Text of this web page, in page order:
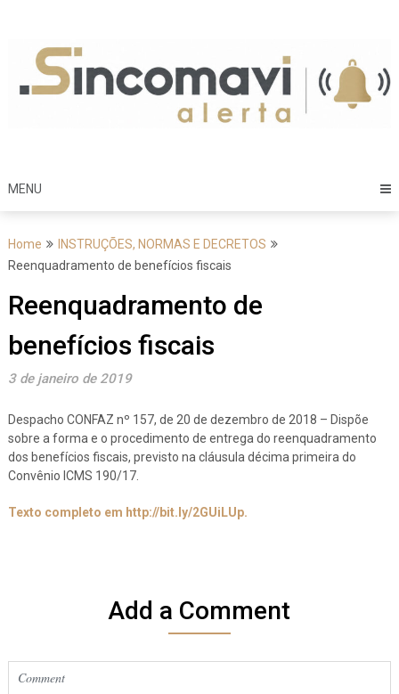
content
MENU
Home
INSTRUÇÕES, NORMAS E DECRETOS
Reenquadramento de benefícios fiscais
Reenquadramento de
benefícios fiscais
3 de janeiro de 2019
Despacho CONFAZ nº 157, de 20 de dezembro de 2018 – Dispõe
sobre a forma e o procedimento de entrega do reenquadramento
dos benefícios fiscais, previsto na cláusula décima primeira do
Convênio ICMS 190/17.
Texto completo em http://bit.ly/2GUiLUp.
Add a Comment